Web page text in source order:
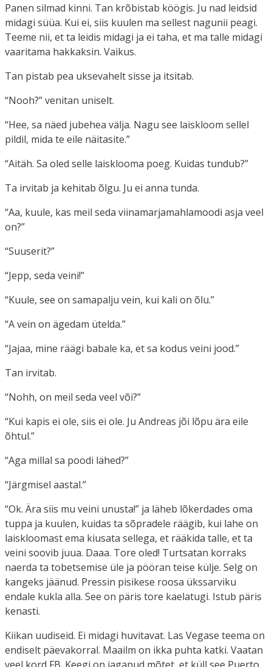
Panen silmad kinni. Tan krõbistab köögis. Ju nad leidsid
midagi süüa. Kui ei, siis kuulen ma sellest nagunii peagi.
Teeme nii, et ta leidis midagi ja ei taha, et ma talle midagi
vaaritama hakkaksin. Vaikus.
Tan pistab pea uksevahelt sisse ja itsitab.
“Nooh?” venitan uniselt.
“Hee, sa näed jubehea välja. Nagu see laiskloom sellel
pildil, mida te eile näitasite.”
“Aitäh. Sa oled selle laisklooma poeg. Kuidas tundub?”
Ta irvitab ja kehitab õlgu. Ju ei anna tunda.
“Aa, kuule, kas meil seda viinamarjamahlamoodi asja veel
on?”
“Suuserit?”
“Jepp, seda veini!”
“Kuule, see on samapalju vein, kui kali on õlu.”
“A vein on ägedam ütelda.”
“Jajaa, mine räägi babale ka, et sa kodus veini jood.”
Tan irvitab.
“Nohh, on meil seda veel või?”
“Kui kapis ei ole, siis ei ole. Ju Andreas jõi lõpu ära eile
õhtul.”
“Aga millal sa poodi lähed?”
“Järgmisel aastal.”
“Ok. Ära siis mu veini unusta!” ja läheb lõkerdades oma
tuppa ja kuulen, kuidas ta sõpradele räägib, kui lahe on
laiskloomast ema kiusata sellega, et rääkida talle, et ta
veini soovib juua. Daaa. Tore oled! Turtsatan korraks
naerda ta tobetsemise üle ja pööran teise külje. Selg on
kangeks jäänud. Pressin pisikese roosa ükssarviku
endale kukla alla. See on päris tore kaelatugi. Istub päris
kenasti.
Kiikan uudiseid. Ei midagi huvitavat. Las Vegase teema on
endiselt päevakorral. Maailm on ikka puhta katki. Vaatan